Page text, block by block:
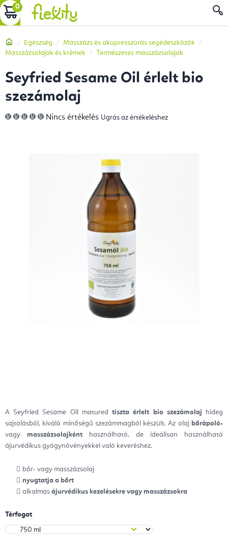
Ugrás
a
tartalomhoz
KOSÁR
Kezdőlap
Egészség
Masszázs és akupresszúrás segédeszközök
Masszázsolajak és krémek
Természetes masszázsolajak
A Seyfried Sesame Oil maturedtiszta érlelt bio szezámolaj hideg
sajtolásból, kiváló minőségű szezámmagból készült. Az olaj bőrápoló-
vagy masszázsolajként használható, de ideálisan használható
ájurvédikus gyógynövényekkel való keveréshez.
bőr- vagy masszázsolaj
nyugtatja a bőrt
alkalmas ájurvédikus kezelésekre vagy masszázsokra
Térfogat
Seyfried Sesame Oil érlelt bio
szezámolaj
A
termék
Nincs értékelés Ugrás az értékeléshez